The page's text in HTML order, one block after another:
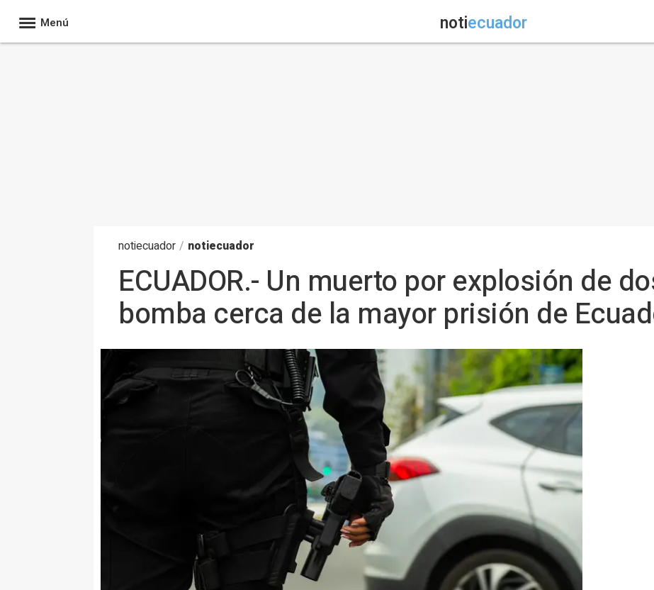
Menú notiecuador
notiecuador / notiecuador
ECUADOR.- Un muerto por explosión de
bomba cerca de la mayor prisión de